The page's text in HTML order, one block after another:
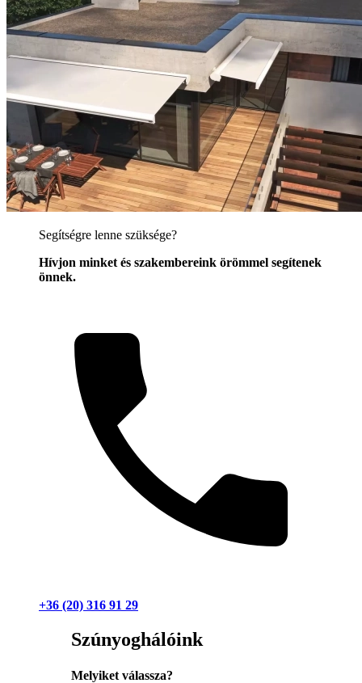
Segítségre lenne szüksége?
Hívjon minket és szakembereink örömmel segítenek
önnek.
+36 (20) 316 91 29
Szúnyoghálóink
Melyiket válassza?